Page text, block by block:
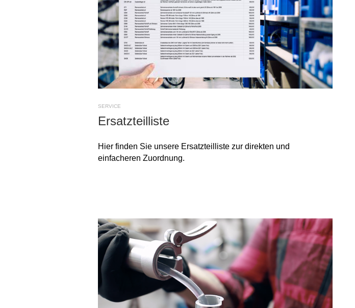
SERVICE
Ersatzteilliste
Hier finden Sie unsere Ersatzteilliste zur direkten und
einfacheren Zuordnung.